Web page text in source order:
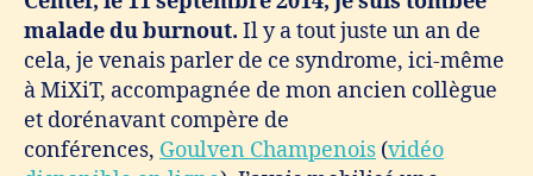
malade du burnout. Il y a tout juste un an de
cela, je venais parler de ce syndrome, ici-même
à MiXiT, accompagnée de mon ancien collègue
et dorénavant compère de
conférences, Goulven Champenois (vidéo